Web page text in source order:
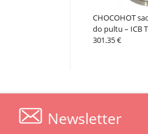
CHOCOHOT
do pultu – ICB
301.35 €
Newsletter